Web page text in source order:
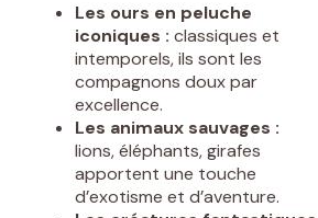
Les ours en peluche
iconiques : classiques et
intemporels, ils sont les
compagnons doux par
excellence.
Les animaux sauvages :
lions, éléphants, girafes
apportent une touche
d’exotisme et d’aventure.